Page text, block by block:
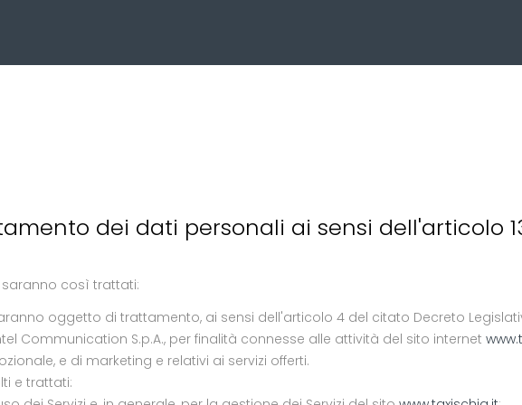
dei dati personali ai sensi dell'articolo
così trattati:
oggetto di trattamento, ai sensi dell'articolo 4 del citato Decreto
Communication S.p.A., per finalità connesse alle attività del sito internet
e di marketing e relativi ai servizi offerti.
e trattati: